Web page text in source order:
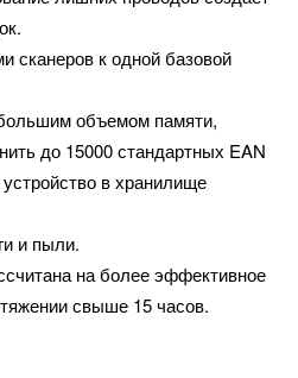
сканеров к одной базовой
объемом памяти,
до 15000 стандартных EAN
в хранилище
и пыли.
на более эффективное
свыше 15 часов.